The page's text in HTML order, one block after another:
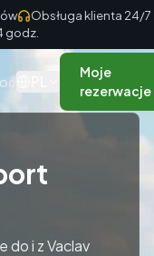
Obsługa klienta 24/7
godz.
Moje
rezerwacje
do i z Vaclav